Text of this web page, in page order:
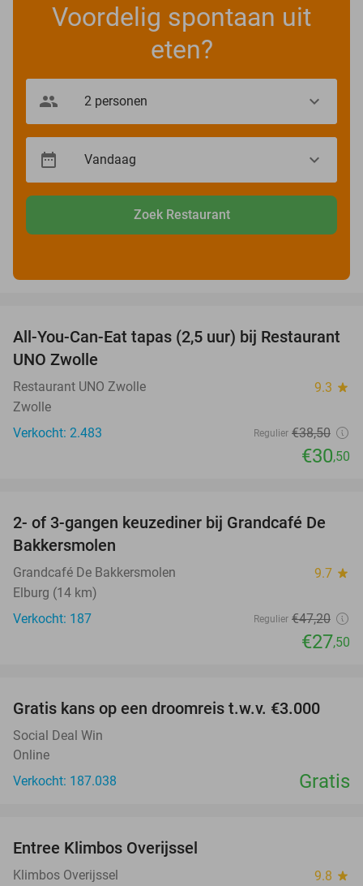
Voordelig spontaan uit
eten?
Zoek Restaurant
21%
All-You-Can-Eat tapas (2,5 uur) bij Restaurant
UNO Zwolle
Restaurant UNO Zwolle 9.3 star
Zwolle
Verkocht: 2.483
Regulier €38,50
€30,50
42%
2- of 3-gangen keuzediner bij Grandcafé De
Bakkersmolen
Grandcafé De Bakkersmolen 9.7 star
Elburg (14 km)
Verkocht: 187
Regulier €47,20
€27,50
Gratis kans op een droomreis t.w.v. €3.000
Social Deal Win
Online
Verkocht: 187.038
Gratis
Entree Klimbos Overijssel
Klimbos Overijssel 9.8 star